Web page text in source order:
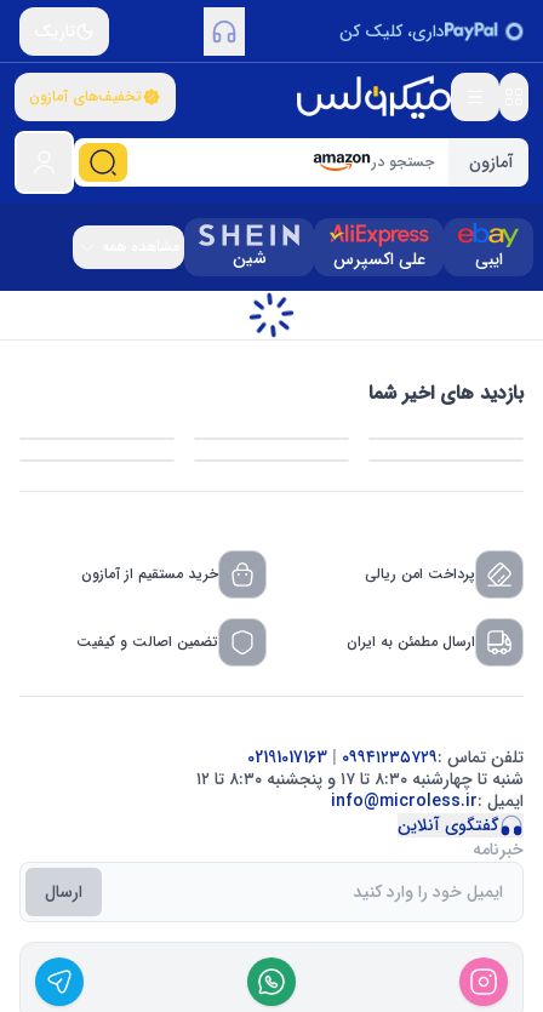
داری، کلیک کن
تخفیف‌های آمازون
آمازون جستجو در
ایبی علی اکسپرس شین
بازدید های اخیر شما
پرداخت امن ریالی خرید مستقیم از آمازون
ارسال مطمئن به ایران تضمین اصالت و کیفیت
تلفن تماس :۰۹۹۴۱۲۳۵۷۲۹ |
شنبه تا چهارشنبه ۸:۳۰ تا ۱۷ و پنجشنبه ۸:۳۰ تا ۱۲
ایمیل :info@microless.ir
گفتگوی آنلاین
خبرنامه
ارسال